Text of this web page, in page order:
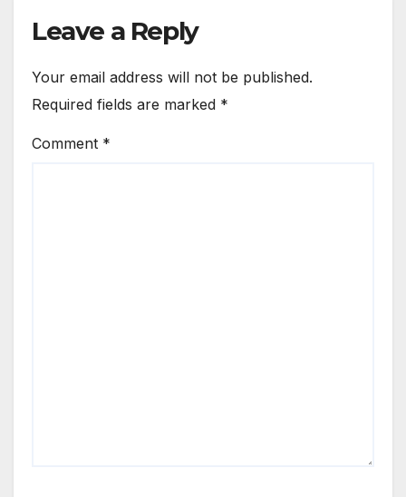
Leave a Reply
Your email address will not be published.
Required fields are marked *
Comment *